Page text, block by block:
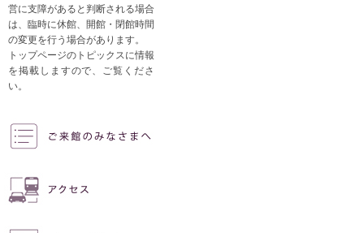
営に支障があると判断される場合
は、臨時に休館、開館・閉館時間
の変更を行う場合があります。
トップページのトピックスに情報
を掲載しますので、ご覧くださ
い。